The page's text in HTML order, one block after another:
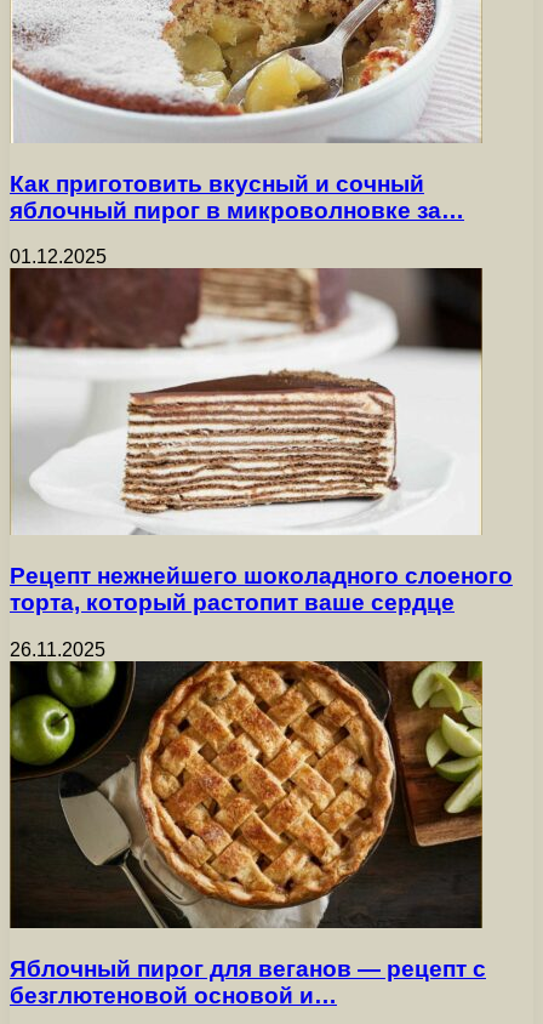
Как приготовить вкусный и сочный
яблочный пирог в микроволновке за…
01.12.2025
Рецепт нежнейшего шоколадного слоеного
торта, который растопит ваше сердце
26.11.2025
Яблочный пирог для веганов — рецепт с
безглютеновой основой и…